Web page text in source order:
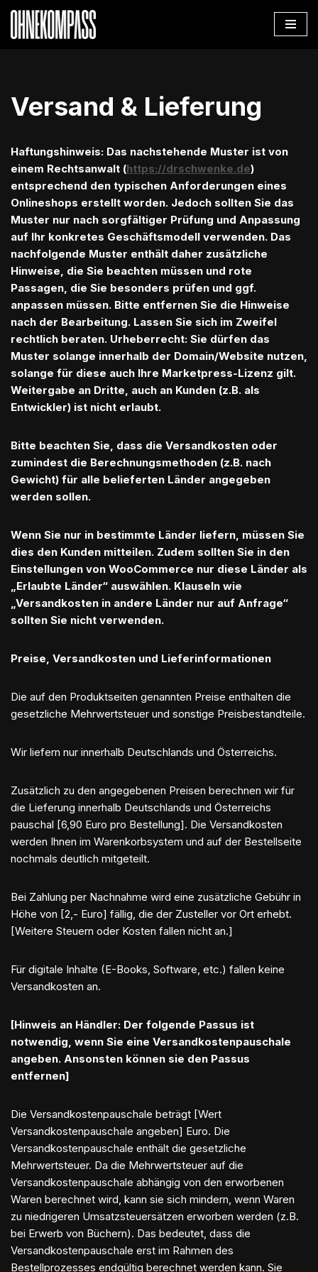
Zum
Versand & Lieferung
Haftungshinweis: Das nachstehende Muster ist von
einem Rechtsanwalt (https://drschwenke.de)
entsprechend den typischen Anforderungen eines
Onlineshops erstellt worden. Jedoch sollten Sie das
Muster nur nach sorgfältiger Prüfung und Anpassung
auf Ihr konkretes Geschäftsmodell verwenden. Das
nachfolgende Muster enthält daher zusätzliche
Hinweise, die Sie beachten müssen und rote
Passagen, die Sie besonders prüfen und ggf.
anpassen müssen. Bitte entfernen Sie die Hinweise
nach der Bearbeitung. Lassen Sie sich im Zweifel
rechtlich beraten. Urheberrecht: Sie dürfen das
Muster solange innerhalb der Domain/Website nutzen,
solange für diese auch Ihre Marketpress-Lizenz gilt.
Weitergabe an Dritte, auch an Kunden (z.B. als
Entwickler) ist nicht erlaubt.
Bitte beachten Sie, dass die Versandkosten oder
zumindest die Berechnungsmethoden (z.B. nach
Gewicht) für alle belieferten Länder angegeben
werden sollen.
Wenn Sie nur in bestimmte Länder liefern, müssen Sie
dies den Kunden mitteilen. Zudem sollten Sie in den
Einstellungen von WooCommerce nur diese Länder als
„Erlaubte Länder“ auswählen. Klauseln wie
„Versandkosten in andere Länder nur auf Anfrage“
sollten Sie nicht verwenden.
Preise, Versandkosten und Lieferinformationen
Die auf den Produktseiten genannten Preise enthalten die
gesetzliche Mehrwertsteuer und sonstige Preisbestandteile.
Wir liefern nur innerhalb Deutschlands und Österreichs.
Zusätzlich zu den angegebenen Preisen berechnen wir für
die Lieferung innerhalb Deutschlands und Österreichs
pauschal [6,90 Euro pro Bestellung]. Die Versandkosten
werden Ihnen im Warenkorbsystem und auf der Bestellseite
nochmals deutlich mitgeteilt.
Bei Zahlung per Nachnahme wird eine zusätzliche Gebühr in
Höhe von [2,- Euro] fällig, die der Zusteller vor Ort erhebt.
[Weitere Steuern oder Kosten fallen nicht an.]
Für digitale Inhalte (E-Books, Software, etc.) fallen keine
Versandkosten an.
[Hinweis an Händler: Der folgende Passus ist
notwendig, wenn Sie eine Versandkostenpauschale
angeben. Ansonsten können sie den Passus
entfernen]
Die Versandkostenpauschale beträgt [Wert
Versandkostenpauschale angeben] Euro. Die
Versandkostenpauschale enthält die gesetzliche
Mehrwertsteuer. Da die Mehrwertsteuer auf die
Versandkostenpauschale abhängig von den erworbenen
Waren berechnet wird, kann sie sich mindern, wenn Waren
zu niedrigeren Umsatzsteuersätzen erworben werden (z.B.
bei Erwerb von Büchern). Das bedeutet, dass die
Versandkostenpauschale erst im Rahmen des
Bestellprozesses endgültig berechnet werden kann. Sie